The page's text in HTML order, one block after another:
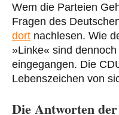
Wem die Parteien
Fragen des
dort nachlesen. Wie
»Linke« sind
eingegangen. Die
Lebenszeichen von
Die Antworten